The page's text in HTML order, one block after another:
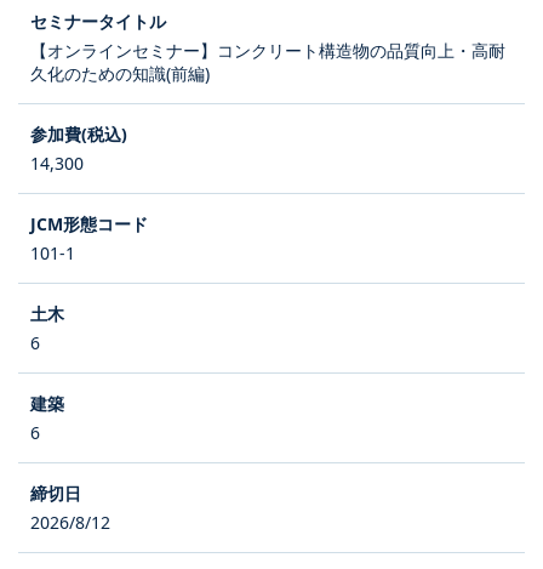
【オンラインセミナー】コンクリート構造物の品質向上・高耐
久化のための知識(前編)
14,300
101-1
6
6
2026/8/12